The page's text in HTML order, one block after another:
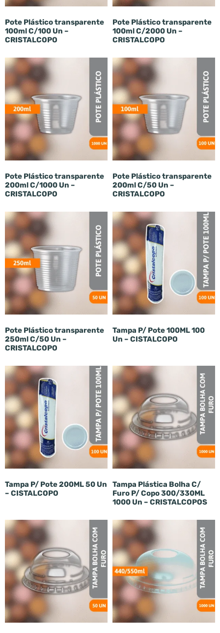
Pote Plástico transparente
100ml C/100 Un –
CRISTALCOPO
Pote Plástico transparente
100ml C/2000 Un –
CRISTALCOPO
Pote Plástico transparente
200ml C/1000 Un –
CRISTALCOPO
Pote Plástico transparente
200ml C/50 Un –
CRISTALCOPO
Pote Plástico transparente
250ml C/50 Un –
CRISTALCOPO
Tampa P/ Pote 100ML 100
Un – CISTALCOPO
Tampa P/ Pote 200ML 50 Un
– CISTALCOPO
Tampa Plástica Bolha C/
Furo P/ Copo 300/330ML
1000 Un – CRISTALCOPOS